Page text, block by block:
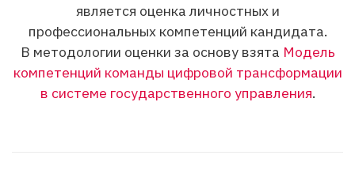
является оценка личностных и
профессиональных компетенций кандидата.
В методологии оценки за основу взята Модель
компетенций команды цифровой трансформации
в системе государственного управления.